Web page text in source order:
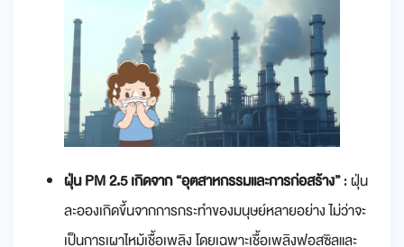
ฝุ่น PM 2.5 เกิดจาก “อุตสาหกรรมและการก่อสร้าง”: ฝุ่น
ละอองเกิดขึ้นจากการกระทำของมนุษย์หลายอย่าง ไม่ว่าจะ
เป็นการเผาไหม้เชื้อเพลิง โดยเฉพาะเชื้อเพลิงฟอสซิลและ